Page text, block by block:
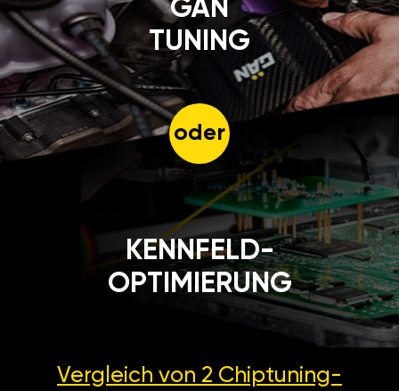
GÄN
TUNING
oder
KENNFELD-
OPTIMIERUNG
Vergleich von 2 Chiptuning-